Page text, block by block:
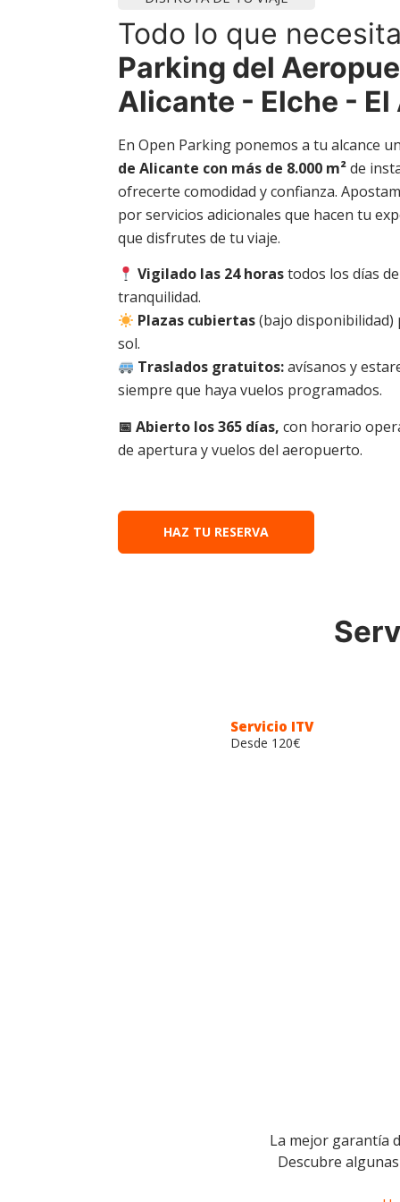
Todo lo que
Parking del
Alicante - Elche -
En Open Parking ponemos a tu alcance un
de Alicante con más de 8.000 m²de
ofrecerte comodidad y confianza.
por servicios adicionales que hacen tu
que disfrutes de tu viaje.
Vigilado las 24 horastodos los días
tranquilidad.
Plazas cubiertas(bajo
sol.
Traslados gratuitos:avísanos y
siempre que haya vuelos programados.
📅 Abierto los 365 días, con horario
de apertura y vuelos del aeropuerto.
HAZ TU RESERVA
Servicio ITV
Desde 120€
La mejor garantía
Descubre